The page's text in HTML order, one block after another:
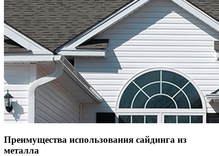
Преимущества использования сайдинга из
металла